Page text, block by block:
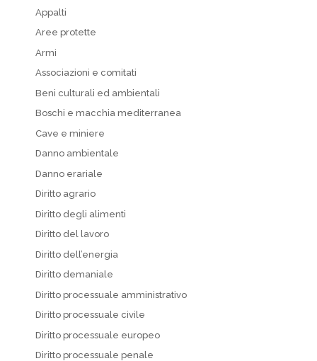
Appalti
Aree protette
Armi
Associazioni e comitati
Beni culturali ed ambientali
Boschi e macchia mediterranea
Cave e miniere
Danno ambientale
Danno erariale
Diritto agrario
Diritto degli alimenti
Diritto del lavoro
Diritto dell’energia
Diritto demaniale
Diritto processuale amministrativo
Diritto processuale civile
Diritto processuale europeo
Diritto processuale penale